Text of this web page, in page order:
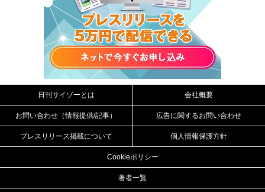
日刊サイゾーとは 会社概要
お問い合わせ（情報提供/記事） 広告に関するお問い合わせ
プレスリリース掲載について 個人情報保護方針
Cookieポリシー
著者一覧